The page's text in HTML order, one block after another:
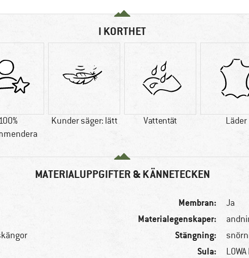
I KORTHET
100%
Kunder säger: lätt Vattentät Läder
MATERIALUPPGIFTER & KÄNNETECKEN
Membran: Ja
Materialegenskaper:
Stängning:
Sula: